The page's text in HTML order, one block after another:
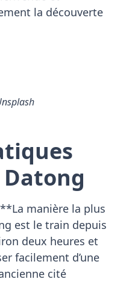
la découverte
manière la plus
est le train depuis
deux heures et
facilement d’une
cité